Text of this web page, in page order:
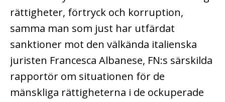
rättigheter, förtryck och korruption,
samma man som just har utfärdat
sanktioner mot den välkända italienska
juristen Francesca Albanese, FN:s särskilda
rapportör om situationen för de
mänskliga rättigheterna i de ockuperade